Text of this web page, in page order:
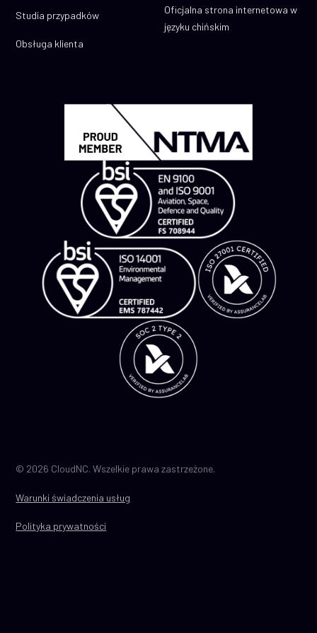
Studia przypadków
Obsługa klienta
Oficjalna strona internetowa w
języku chińskim
Warunki świadczenia usług
Polityka prywatności
© 2026 CloudNC. Wszelkie prawa zastrzeżone.